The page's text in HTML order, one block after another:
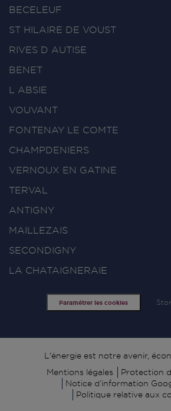
BECELEUF
ST HILAIRE DE VOUST
RIVES D AUTISE
BENET
L ABSIE
VOUVANT
FONTENAY LE COMTE
CHAMPDENIERS
VERNOUX EN GATINE
TERVAL
ANTIGNY
MAILLEZAIS
SECONDIGNY
LA CHATAIGNERAIE
Paramétrer les cookies
Signature
L'énergie est notre avenir,
Mentions légales
Protection
Notice d’information
Politique relative aux